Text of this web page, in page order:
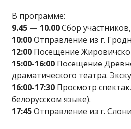
В программе:
9.45 — 10.00Сбор
10:00Отправление из г.
12:00 Посещение
15:00-16:00 Посещение
драматического театра.
16:00-17:30 Просмотр
белорусском языке).
17:45Отправление из г.